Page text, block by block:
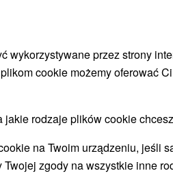
wykorzystywane przez strony
cookie możemy oferować
rodzaje plików cookie
na Twoim urządzeniu, jeśli
zgody na wszystkie inne